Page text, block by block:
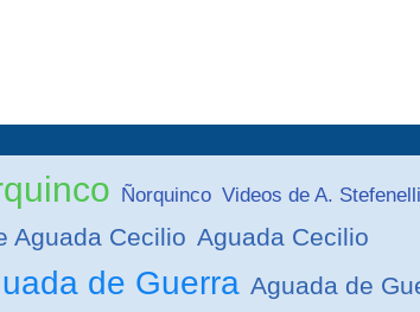
Ñorquinco Videos de A. Stefenelli
Aguada Cecilio Aguada Cecilio
de Guerra Aguada de